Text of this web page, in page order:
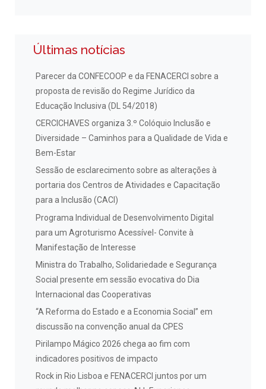
Últimas notícias
Parecer da CONFECOOP e da FENACERCI sobre a
proposta de revisão do Regime Jurídico da
Educação Inclusiva (DL 54/2018)
CERCICHAVES organiza 3.º Colóquio Inclusão e
Diversidade – Caminhos para a Qualidade de Vida e
Bem-Estar
Sessão de esclarecimento sobre as alterações à
portaria dos Centros de Atividades e Capacitação
para a Inclusão (CACI)
Programa Individual de Desenvolvimento Digital
para um Agroturismo Acessível- Convite à
Manifestação de Interesse
Ministra do Trabalho, Solidariedade e Segurança
Social presente em sessão evocativa do Dia
Internacional das Cooperativas
“A Reforma do Estado e a Economia Social” em
discussão na convenção anual da CPES
Pirilampo Mágico 2026 chega ao fim com
indicadores positivos de impacto
Rock in Rio Lisboa e FENACERCI juntos por um